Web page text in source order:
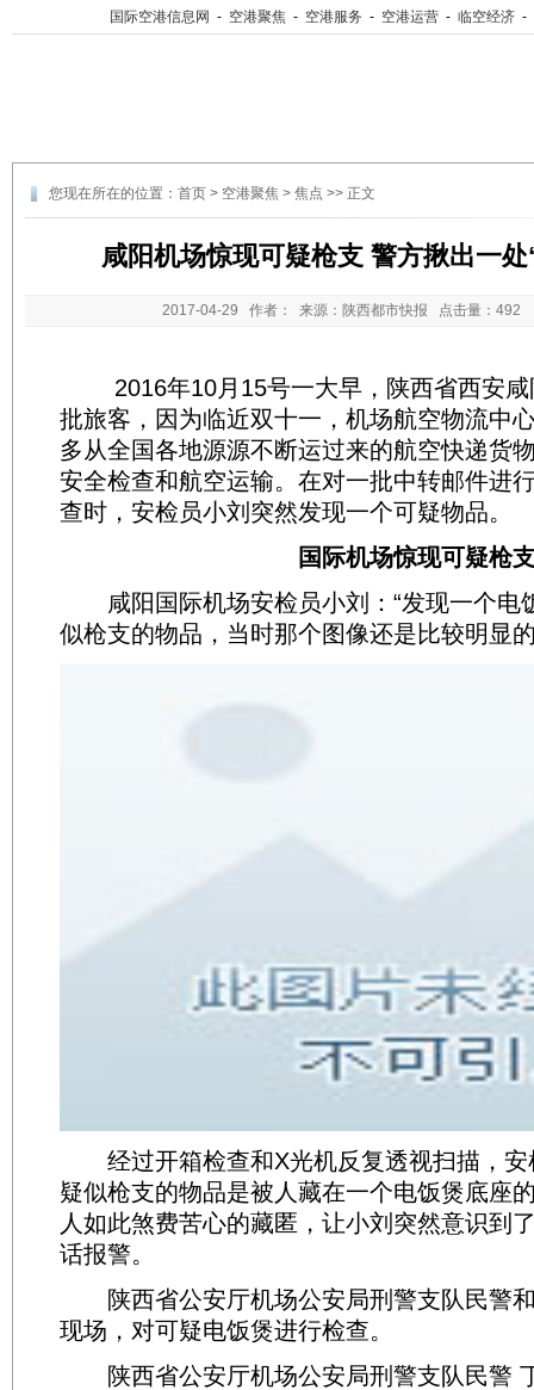
国际空港信息网 - 空港聚焦 - 空港服务 - 空港运营 - 临空经济 -
您现在所在的位置： 首页 > 空港聚焦 > 焦点 >> 正文
咸阳机场惊现可疑枪支 警方揪出一
2017-04-29 作者： 来源：陕西都市快报 点击量： 492
2016年10月15号一大早，陕西省西安咸
批旅客，因为临近双十一，机场航空物流中
多从全国各地源源不断运过来的航空快递货
安全检查和航空运输。在对一批中转邮件进
查时，安检员小刘突然发现一个可疑物品。
国际机场惊现可疑枪
咸阳国际机场安检员小刘：“发现一个电
似枪支的物品，当时那个图像还是比较明显
经过开箱检查和X光机反复透视扫描，安
疑似枪支的物品是被人藏在一个电饭煲底座
人如此煞费苦心的藏匿，让小刘突然意识到
话报警。
陕西省公安厅机场公安局刑警支队民警
现场，对可疑电饭煲进行检查。
陕西省公安厅机场公安局刑警支队民警